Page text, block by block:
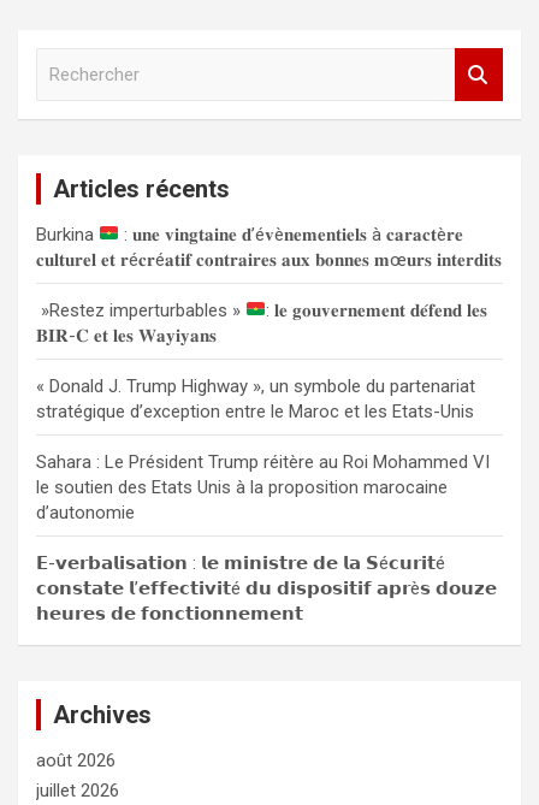
c
h
e
r
Articles récents
Burkina
: 𝐮𝐧𝐞 𝐯𝐢𝐧𝐠𝐭𝐚𝐢𝐧𝐞 𝐝’é𝐯è𝐧𝐞𝐦𝐞𝐧𝐭𝐢𝐞𝐥𝐬 à 𝐜𝐚𝐫𝐚𝐜𝐭è𝐫𝐞
𝐜𝐮𝐥𝐭𝐮𝐫𝐞𝐥 𝐞𝐭 𝐫é𝐜𝐫é𝐚𝐭𝐢𝐟 𝐜𝐨𝐧𝐭𝐫𝐚𝐢𝐫𝐞𝐬 𝐚𝐮𝐱 𝐛𝐨𝐧𝐧𝐞𝐬 𝐦œ𝐮𝐫𝐬 𝐢𝐧𝐭𝐞𝐫𝐝𝐢𝐭𝐬
»Restez imperturbables »
: 𝐥𝐞 𝐠𝐨𝐮𝐯𝐞𝐫𝐧𝐞𝐦𝐞𝐧𝐭 𝐝𝐞́𝐟𝐞𝐧𝐝 𝐥𝐞𝐬
𝐁𝐈𝐑-𝐂 𝐞𝐭 𝐥𝐞𝐬 𝐖𝐚𝐲𝐢𝐲𝐚𝐧𝐬
« Donald J. Trump Highway », un symbole du partenariat
stratégique d’exception entre le Maroc et les Etats-Unis
Sahara : Le Président Trump réitère au Roi Mohammed VI
le soutien des Etats Unis à la proposition marocaine
d’autonomie
𝗘-𝘃𝗲𝗿𝗯𝗮𝗹𝗶𝘀𝗮𝘁𝗶𝗼𝗻 : 𝗹𝗲 𝗺𝗶𝗻𝗶𝘀𝘁𝗿𝗲 𝗱𝗲 𝗹𝗮 𝗦é𝗰𝘂𝗿𝗶𝘁é
𝗰𝗼𝗻𝘀𝘁𝗮𝘁𝗲 𝗹’𝗲𝗳𝗳𝗲𝗰𝘁𝗶𝘃𝗶𝘁é 𝗱𝘂 𝗱𝗶𝘀𝗽𝗼𝘀𝗶𝘁𝗶𝗳 𝗮𝗽𝗿è𝘀 𝗱𝗼𝘂𝘇𝗲
𝗵𝗲𝘂𝗿𝗲𝘀 𝗱𝗲 𝗳𝗼𝗻𝗰𝘁𝗶𝗼𝗻𝗻𝗲𝗺𝗲𝗻𝘁
Archives
août 2026
juillet 2026